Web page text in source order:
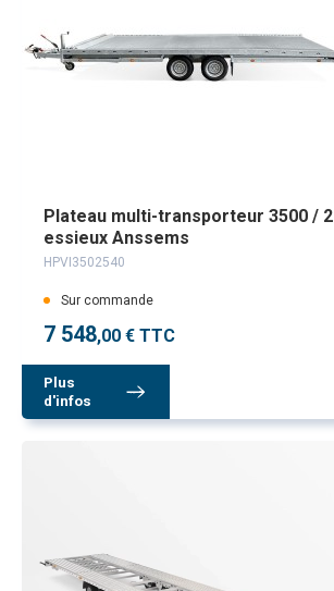
Plateau multi-transporteur 3500 / 2
essieux Anssems
HPVI3502540
Sur commande
7 548,00 € TTC
Plus
d'infos